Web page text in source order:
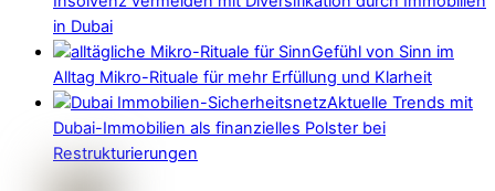
in Dubai
Gefühl von Sinn im
Alltag Mikro-Rituale für mehr Erfüllung und Klarheit
Aktuelle Trends mit
Dubai-Immobilien als finanzielles Polster bei
Restrukturierungen